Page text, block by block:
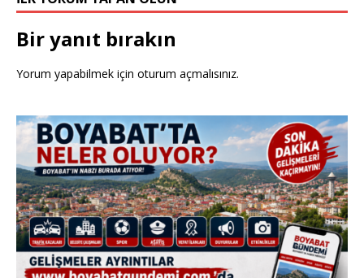
Bir yanıt bırakın
Yorum yapabilmek için oturum açmalısınız.